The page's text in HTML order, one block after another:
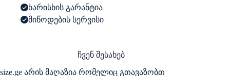
ხარისხის გარანტია
მიწოდების სერვისი
ჩვენ შესახებ
size.ge არის მაღაზია რომელიც გთავაზობთ